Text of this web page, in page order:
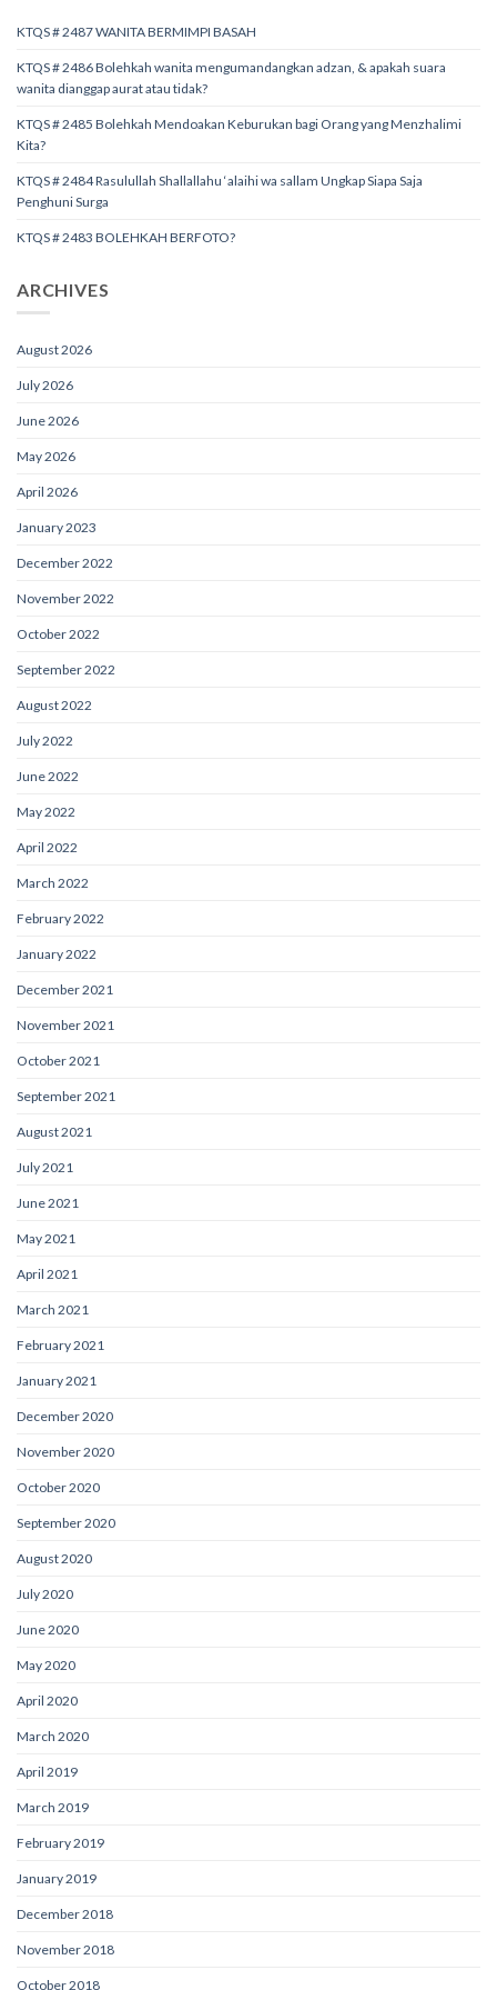
KTQS # 2487 WANITA BERMIMPI BASAH
KTQS # 2486 Bolehkah wanita mengumandangkan adzan, & apakah suara
wanita dianggap aurat atau tidak?
KTQS # 2485 Bolehkah Mendoakan Keburukan bagi Orang yang Menzhalimi
Kita?
KTQS # 2484 Rasulullah Shallallahu ‘alaihi wa sallam Ungkap Siapa Saja
Penghuni Surga
KTQS # 2483 BOLEHKAH BERFOTO?
ARCHIVES
August 2026
July 2026
June 2026
May 2026
April 2026
January 2023
December 2022
November 2022
October 2022
September 2022
August 2022
July 2022
June 2022
May 2022
April 2022
March 2022
February 2022
January 2022
December 2021
November 2021
October 2021
September 2021
August 2021
July 2021
June 2021
May 2021
April 2021
March 2021
February 2021
January 2021
December 2020
November 2020
October 2020
September 2020
August 2020
July 2020
June 2020
May 2020
April 2020
March 2020
April 2019
March 2019
February 2019
January 2019
December 2018
November 2018
October 2018